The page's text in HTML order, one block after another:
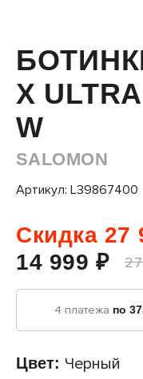
X
W
SALOMON
Артикул: L39867400
Скидка 27
14 999 ₽
4 платежа по
Цвет: Черный